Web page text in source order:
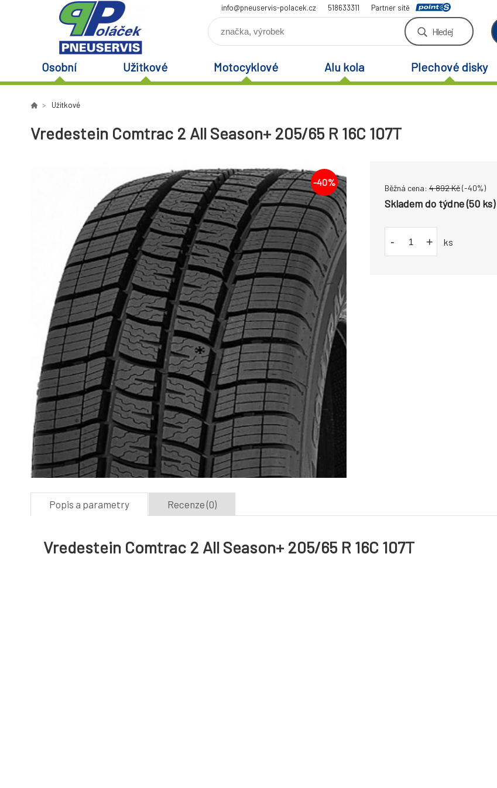
info@pneuservis-polacek.cz 518633311 Partner sítě
Hledej
Osobní Užitkové Motocyklové Alu kola Plechové disky
Užitkové
Vredestein Comtrac 2 All Season+ 205/65 R 16C 107T
-40%
Běžná cena: 4 892Kč(-40%)
Skladem do týdne (50 ks)
- + ks
Popis a parametry Recenze (0)
Vredestein Comtrac 2 All Season+ 205/65 R 16C 107T